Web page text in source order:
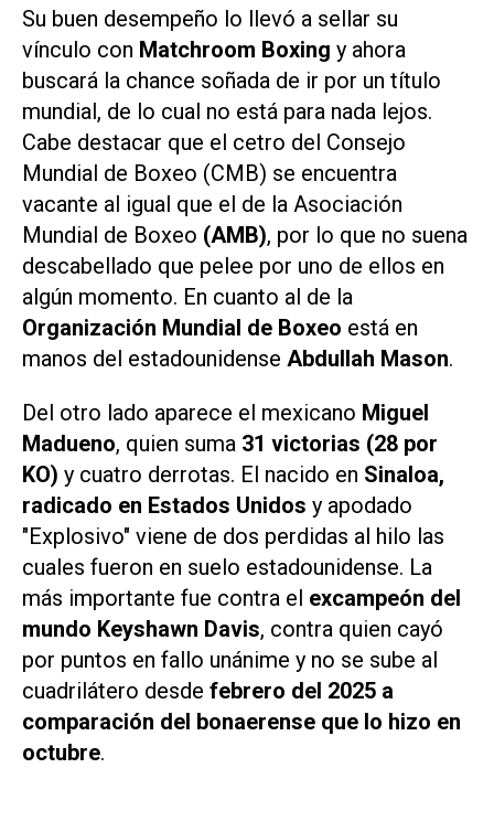
Su buen desempeño lo llevó a sellar su
vínculo con Matchroom Boxing y ahora
buscará la chance soñada de ir por un título
mundial, de lo cual no está para nada lejos.
Cabe destacar que el cetro del Consejo
Mundial de Boxeo (CMB) se encuentra
vacante al igual que el de la Asociación
Mundial de Boxeo (AMB), por lo que no suena
descabellado que pelee por uno de ellos en
algún momento. En cuanto al de la
Organización Mundial de Boxeo está en
manos del estadounidense Abdullah Mason.
Del otro lado aparece el mexicano Miguel
Madueno, quien suma 31 victorias (28 por
KO) y cuatro derrotas. El nacido en Sinaloa,
radicado en Estados Unidos y apodado
"Explosivo" viene de dos perdidas al hilo las
cuales fueron en suelo estadounidense. La
más importante fue contra el excampeón del
mundo Keyshawn Davis, contra quien cayó
por puntos en fallo unánime y no se sube al
cuadrilátero desde febrero del 2025 a
comparación del bonaerense que lo hizo en
octubre.